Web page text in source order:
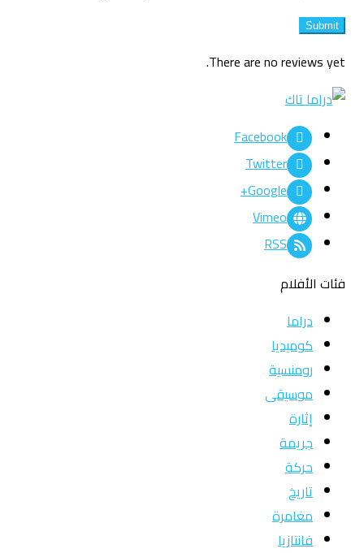
There are no reviews yet.
Facebook
Twitter
Google+
Vimeo
RSS
فئات الأفلام
دراما
كوميديا
رومنسية
موسيقى
إثارة
جريمة
حركة
تاريخ
مغامرة
فانتازيا